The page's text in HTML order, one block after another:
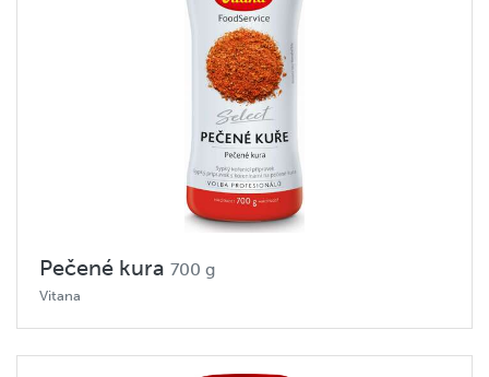
Pečené kura 700 g
Vitana